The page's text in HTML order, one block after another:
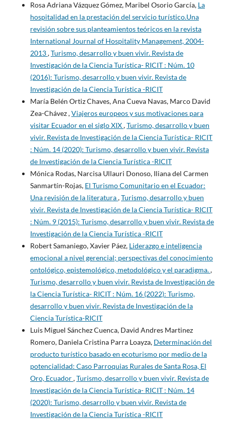
Rosa Adriana Vázquez Gómez, Maribel Osorio García, La
hospitalidad en la prestación del servicio turístico.Una
revisión sobre sus planteamientos teóricos en la revista
International Journal of Hospitality Management, 2004-
2013,Turismo, desarrollo y buen vivir. Revista de
Investigación de la Ciencia Turística- RICIT : Núm. 10
(2016): Turismo, desarrollo y buen vivir. Revista de
Investigación de la Ciencia Turística -RICIT
María Belén Ortiz Chaves, Ana Cueva Navas, Marco David
Zea-Chávez ,Viajeros europeos y sus motivaciones para
visitar Ecuador en el siglo XIX,Turismo, desarrollo y buen
vivir. Revista de Investigación de la Ciencia Turística- RICIT
: Núm. 14 (2020): Turismo, desarrollo y buen vivir. Revista
de Investigación de la Ciencia Turística -RICIT
Mónica Rodas, Narcisa Ullauri Donoso, Iliana del Carmen
Sanmartín-Rojas, El Turismo Comunitario en el Ecuador:
Una revisión de la literatura,Turismo, desarrollo y buen
vivir. Revista de Investigación de la Ciencia Turística- RICIT
: Núm. 9 (2015): Turismo, desarrollo y buen vivir. Revista de
Investigación de la Ciencia Turística -RICIT
Robert Samaniego, Xavier Páez, Liderazgo e inteligencia
emocional a nivel gerencial; perspectivas del conocimiento
ontológico, epistemológico, metodológico y el paradigma.,
Turismo, desarrollo y buen vivir. Revista de Investigación de
la Ciencia Turística- RICIT : Núm. 16 (2022): Turismo,
desarrollo y buen vivir. Revista de Investigación de la
Ciencia Turística-RICIT
Luis Miguel Sánchez Cuenca, David Andres Martinez
Romero, Daniela Cristina Parra Loayza, Determinación del
producto turístico basado en ecoturismo por medio de la
potencialidad: Caso Parroquias Rurales de Santa Rosa, El
Oro, Ecuador,Turismo, desarrollo y buen vivir. Revista de
Investigación de la Ciencia Turística- RICIT : Núm. 14
(2020): Turismo, desarrollo y buen vivir. Revista de
Investigación de la Ciencia Turística -RICIT